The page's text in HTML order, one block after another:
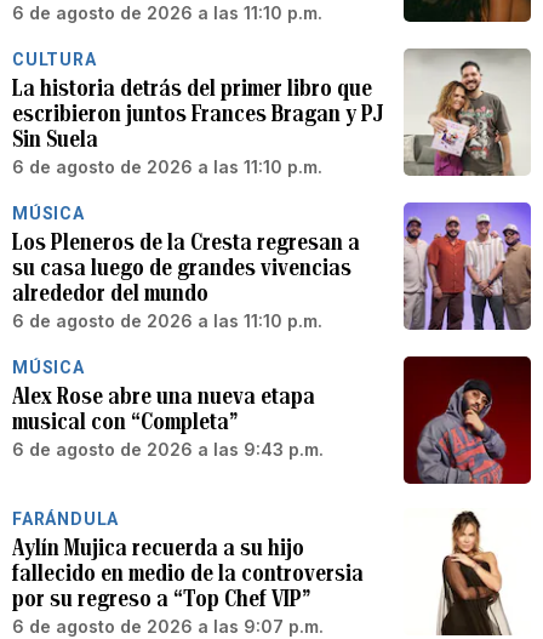
6 de agosto de 2026 a las 11:10 p.m.
CULTURA
La historia detrás del primer libro que
escribieron juntos Frances Bragan y PJ
Sin Suela
6 de agosto de 2026 a las 11:10 p.m.
MÚSICA
Los Pleneros de la Cresta regresan a
su casa luego de grandes vivencias
alrededor del mundo
6 de agosto de 2026 a las 11:10 p.m.
MÚSICA
Alex Rose abre una nueva etapa
musical con “Completa”
6 de agosto de 2026 a las 9:43 p.m.
FARÁNDULA
Aylín Mujica recuerda a su hijo
fallecido en medio de la controversia
por su regreso a “Top Chef VIP”
6 de agosto de 2026 a las 9:07 p.m.